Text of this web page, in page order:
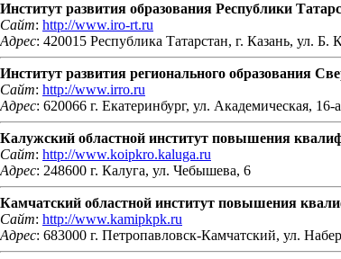
Институт развития образования Республики
Сайт: http://www.iro-rt.ru
Адрес: 420015 Республика Татарстан, г. Казань, ул. Б.
Институт развития регионального образования
Сайт: http://www.irro.ru
Адрес: 620066 г. Екатеринбург, ул. Академическая, 16-а
Калужский областной институт повышения
Сайт: http://www.koipkro.kaluga.ru
Адрес: 248600 г. Калуга, ул. Чебышева, 6
Камчатский областной институт повышения
Сайт: http://www.kamipkpk.ru
Адрес: 683000 г. Петропавловск-Камчатский, ул.